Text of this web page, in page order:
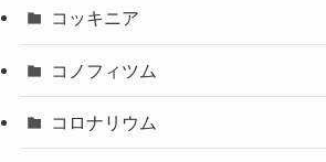
コッキニア
コノフィツム
コロナリウム